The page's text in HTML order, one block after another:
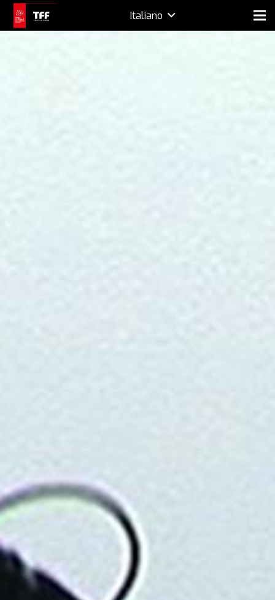
Italiano